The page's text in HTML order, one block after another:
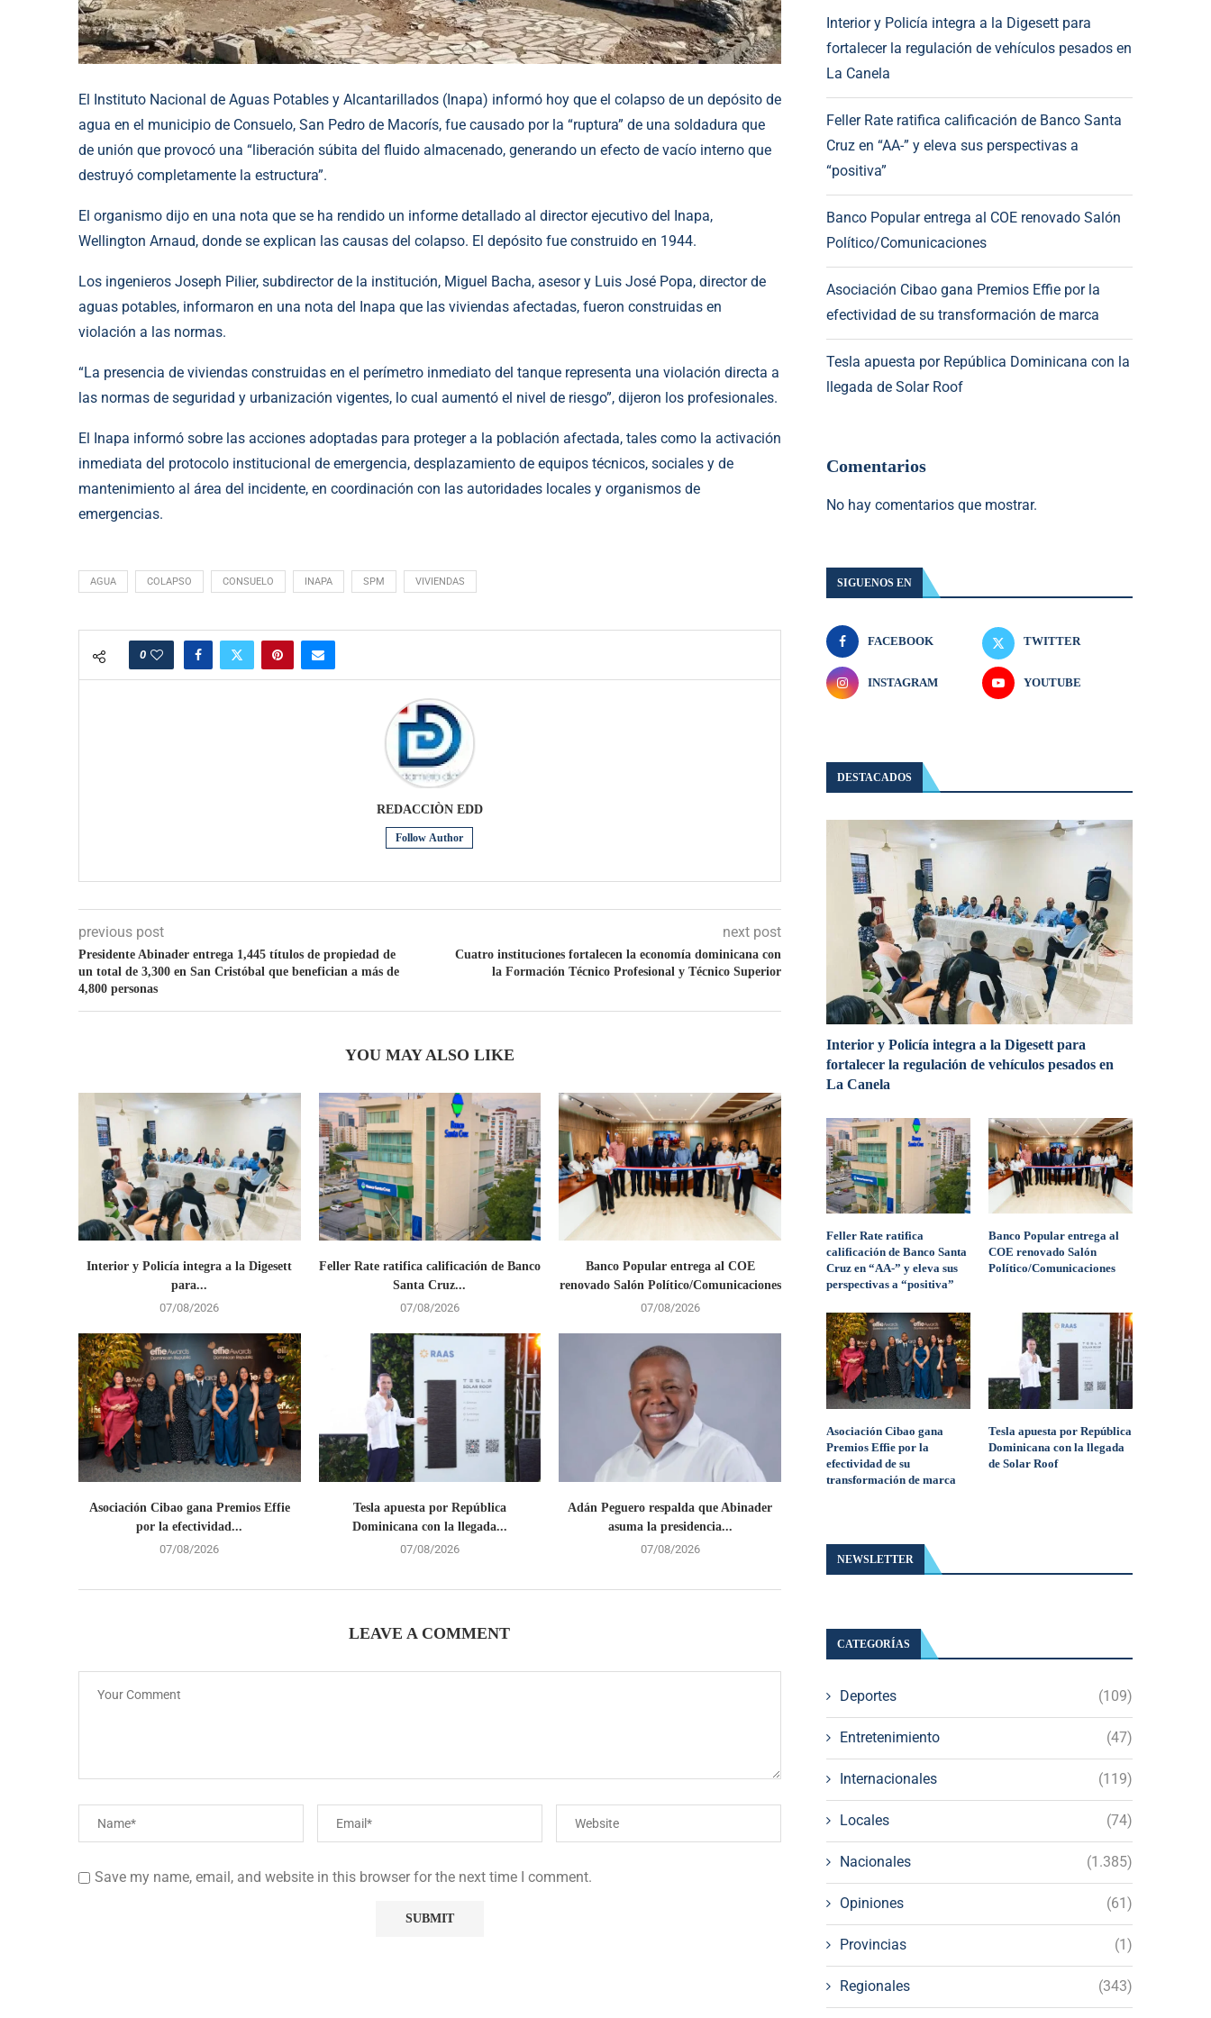
El Instituto Nacional de Aguas Potables y Alcantarillados (Inapa) informó hoy que el colapso de un depósito de
agua en el municipio de Consuelo, San Pedro de Macorís, fue causado por la “ruptura” de una soldadura que
de unión que provocó una “liberación súbita del fluido almacenado, generando un efecto de vacío interno que
destruyó completamente la estructura”.
El organismo dijo en una nota que se ha rendido un informe detallado al director ejecutivo del Inapa,
Wellington Arnaud, donde se explican las causas del colapso. El depósito fue construido en 1944.
Los ingenieros Joseph Pilier, subdirector de la institución, Miguel Bacha, asesor y Luis José Popa, director de
aguas potables, informaron en una nota del Inapa que las viviendas afectadas, fueron construidas en
violación a las normas.
“La presencia de viviendas construidas en el perímetro inmediato del tanque representa una violación directa a
las normas de seguridad y urbanización vigentes, lo cual aumentó el nivel de riesgo”, dijeron los profesionales.
El Inapa informó sobre las acciones adoptadas para proteger a la población afectada, tales como la activación
inmediata del protocolo institucional de emergencia, desplazamiento de equipos técnicos, sociales y de
mantenimiento al área del incidente, en coordinación con las autoridades locales y organismos de
emergencias.
AGUA COLAPSO CONSUELO INAPA SPM VIVIENDAS
0
REDACCIÒN EDD
Follow Author
previous post
Presidente Abinader entrega 1,445 títulos de propiedad de
un total de 3,300 en San Cristóbal que benefician a más de
4,800 personas
next post
Cuatro instituciones fortalecen la economía dominicana con
la Formación Técnico Profesional y Técnico Superior
YOU MAY ALSO LIKE
Interior y Policía integra a la Digesett
para...
07/08/2026
Feller Rate ratifica calificación de Banco
Santa Cruz...
07/08/2026
Banco Popular entrega al COE
renovado Salón Político/Comunicaciones
07/08/2026
Asociación Cibao gana Premios Effie
por la efectividad...
07/08/2026
Tesla apuesta por República
Dominicana con la llegada...
07/08/2026
Adán Peguero respalda que Abinader
asuma la presidencia...
07/08/2026
LEAVE A COMMENT
Save my name, email, and website in this browser for the next time I comment.
Interior y Policía integra a la Digesett para
fortalecer la regulación de vehículos pesados en
La Canela
Feller Rate ratifica calificación de Banco Santa
Cruz en “AA-” y eleva sus perspectivas a
“positiva”
Banco Popular entrega al COE renovado Salón
Político/Comunicaciones
Asociación Cibao gana Premios Effie por la
efectividad de su transformación de marca
Tesla apuesta por República Dominicana con la
llegada de Solar Roof
Comentarios
No hay comentarios que mostrar.
SIGUENOS EN
FACEBOOK TWITTER
INSTAGRAM YOUTUBE
DESTACADOS
Interior y Policía integra a la Digesett para
fortalecer la regulación de vehículos pesados en
La Canela
Feller Rate ratifica
calificación de Banco Santa
Cruz en “AA-” y eleva sus
perspectivas a “positiva”
Banco Popular entrega al
COE renovado Salón
Político/Comunicaciones
Asociación Cibao gana
Premios Effie por la
efectividad de su
transformación de marca
Tesla apuesta por República
Dominicana con la llegada
de Solar Roof
NEWSLETTER
CATEGORÍAS
Deportes (109)
Entretenimiento (47)
Internacionales (119)
Locales (74)
Nacionales (1.385)
Opiniones (61)
Provincias (1)
Regionales (343)